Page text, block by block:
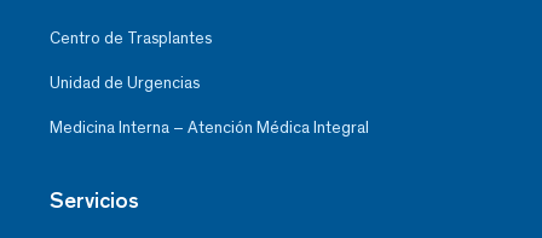
Centro de Trasplantes
Unidad de Urgencias
Medicina Interna – Atención Médica Integral
Servicios